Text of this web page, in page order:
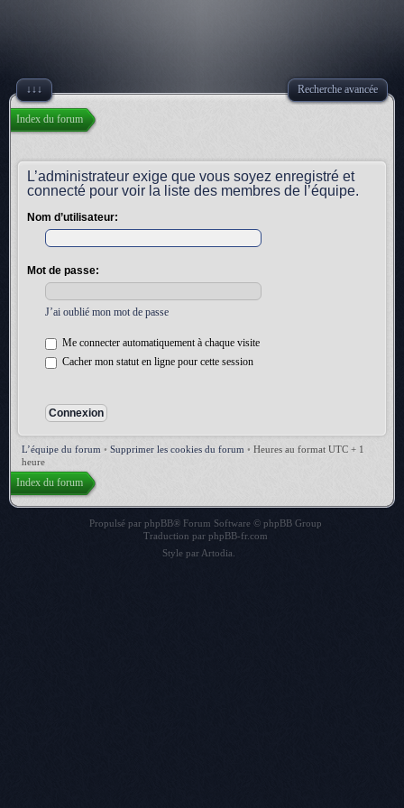
↓↓↓ Recherche avancée
Index du forum
L’administrateur exige que vous soyez enregistré et
connecté pour voir la liste des membres de l’équipe.
Nom d’utilisateur:
Mot de passe:
J’ai oublié mon mot de passe
Me connecter automatiquement à chaque visite
Cacher mon statut en ligne pour cette session
L’équipe du forum • Supprimer les cookies du forum • Heures au format UTC + 1
heure
Index du forum
Propulsé par phpBB® Forum Software © phpBB Group
Traduction par phpBB-fr.com
Style par Artodia